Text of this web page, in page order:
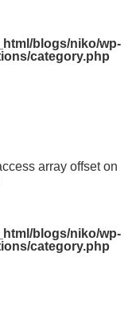
blogs/niko/wp-
category.php
array offset on
blogs/niko/wp-
category.php